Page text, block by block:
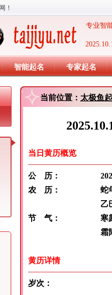
！
专业智
智能起名 专家起名
当前位置： 太极鱼
当日黄历概览
公 历：
2025 年
农 历：
蛇年 八
乙巳 丙
节 气：
寒露
霜降:10
黄历详情
岁次：